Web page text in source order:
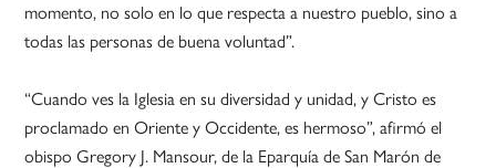
momento, no solo en lo que respecta a nuestro pueblo, sino a
todas las personas de buena voluntad”.
“Cuando ves la Iglesia en su diversidad y unidad, y Cristo es
proclamado en Oriente y Occidente, es hermoso”, afirmó el
obispo Gregory J. Mansour, de la Eparquía de San Marón de